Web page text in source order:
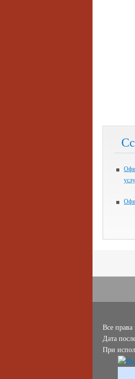
Все
Дата
При